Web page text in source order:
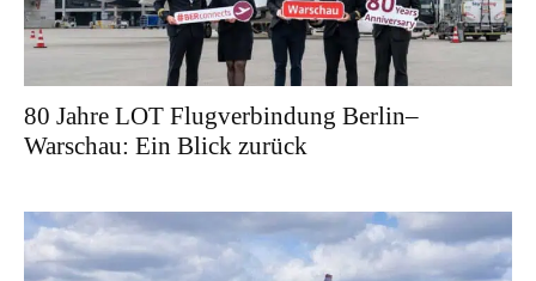
80 Jahre LOT Flugverbindung Berlin–
Warschau: Ein Blick zurück